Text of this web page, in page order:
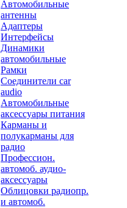
Автомобильные
антенны
Адаптеры
Интерфейсы
Динамики
автомобильные
Рамки
Соединители car
audio
Автомобильные
аксессуары питания
Карманы и
полукарманы для
радио
Профессион.
автомоб. аудио-
аксессуары
Облицовки радиопр.
и автомоб.